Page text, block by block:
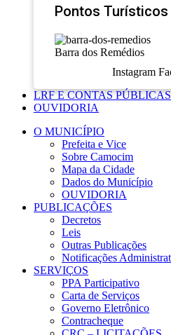
Pontos Turísticos
Barra dos Remédios
Instagram
LRF E CONTAS PÚBLICAS
OUVIDORIA
O MUNICÍPIO
Prefeita e Vice
Sobre Camocim
Mapa da Cidade
Dados do Município
OUVIDORIA
PUBLICAÇÕES
Decretos
Leis
Outras Publicações
Notificações
SERVIÇOS
PPA Participativo
Carta de Serviços
Governo Eletrônico
Contracheque